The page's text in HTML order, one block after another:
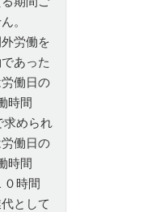
。
労働を
あった
働日の
時間
められ
働日の
時間
０時間
として